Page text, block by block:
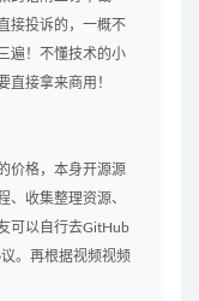
接投诉的，一概不
遍！不懂技术的小
直接拿来商用！
价格，本身开源源
、收集整理资源、
可以自行去GitHub
。再根据视频视频